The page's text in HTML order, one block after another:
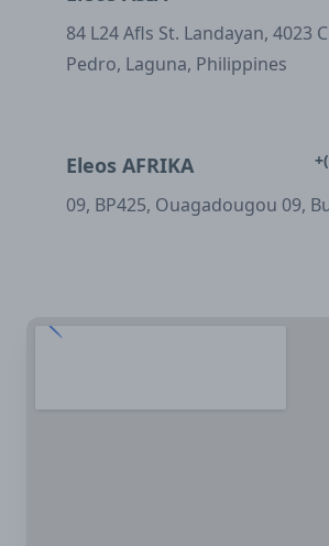
84 L24 Afls St. Landayan, 4023
Pedro, Laguna, Philippines
Eleos AFRIKA
09, BP425, Ouagadougou 09,